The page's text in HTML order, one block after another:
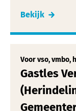
Bekijk
Voor vso, vmbo,
Gastles